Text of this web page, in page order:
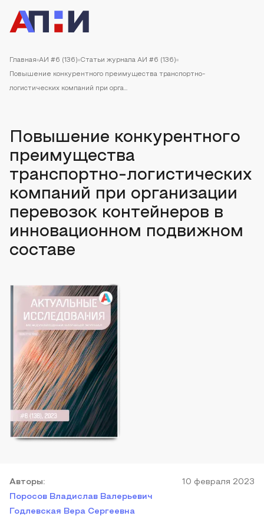
Главная АИ #6 (136) Статьи журнала АИ #6 (136)
Повышение конкурентного преимущества транспортно-
логистических компаний при орга...
Повышение конкурентного
преимущества
транспортно-логистических
компаний при организации
перевозок контейнеров в
инновационном подвижном
составе
Авторы:
Поросов Владислав Валерьевич
Годлевская Вера Сергеевна
10 февраля 2023